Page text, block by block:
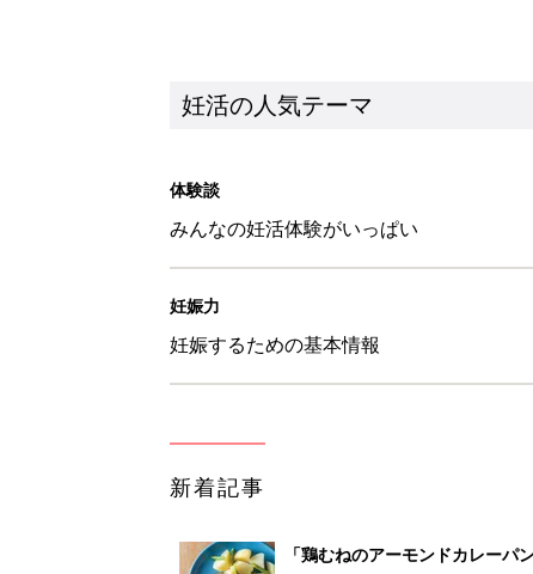
妊活の人気テーマ
体験談
みんなの妊活体験がいっぱい
妊娠力
妊娠するための基本情報
新着記事
「鶏むねのアーモンドカレー